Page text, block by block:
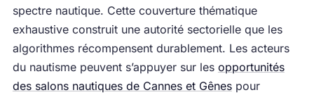
spectre nautique. Cette couverture thématique
exhaustive construit une autorité sectorielle que les
algorithmes récompensent durablement. Les acteurs
du nautisme peuvent s’appuyer sur les opportunités
des salons nautiques de Cannes et Gênespour